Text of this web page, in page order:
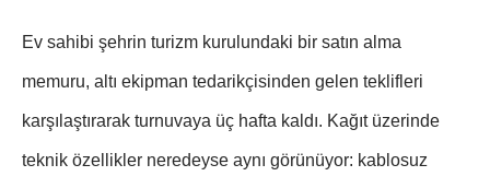
Ev sahibi şehrin turizm kurulundaki bir satın alma
memuru, altı ekipman tedarikçisinden gelen teklifleri
karşılaştırarak turnuvaya üç hafta kaldı. Kağıt üzerinde
teknik özellikler neredeyse aynı görünüyor: kablosuz